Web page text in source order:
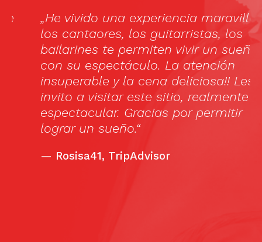
„He vivido una experiencia maravillosa,
los cantaores, los guitarristas, los
bailarines te permiten vivir un sueño
con su espectáculo. La atención
insuperable y la cena deliciosa!! Les
invito a visitar este sitio, realmente
espectacular. Gracias por permitir
lograr un sueño.“
Rosisa41, TripAdvisor
I